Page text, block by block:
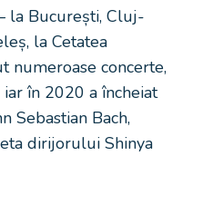
la București, Cluj-
la Cetatea
numeroase concerte,
în 2020 a încheiat
Sebastian Bach,
dirijorului Shinya